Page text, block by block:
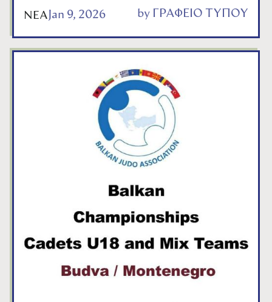
ΝΕΑ Jan 9, 2026 by ΓΡΑΦΕΙΟ ΤΥΠΟΥ